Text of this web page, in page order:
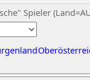
Spieler